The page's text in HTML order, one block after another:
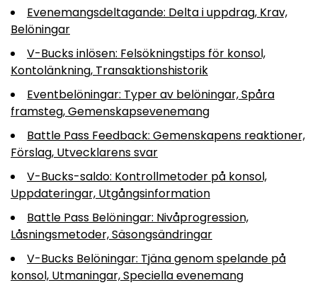
Evenemangsdeltagande: Delta i uppdrag, Krav,
Belöningar
V-Bucks inlösen: Felsökningstips för konsol,
Kontolänkning, Transaktionshistorik
Eventbelöningar: Typer av belöningar, Spåra
framsteg, Gemenskapsevenemang
Battle Pass Feedback: Gemenskapens reaktioner,
Förslag, Utvecklarens svar
V-Bucks-saldo: Kontrollmetoder på konsol,
Uppdateringar, Utgångsinformation
Battle Pass Belöningar: Nivåprogression,
Låsningsmetoder, Säsongsändringar
V-Bucks Belöningar: Tjäna genom spelande på
konsol, Utmaningar, Speciella evenemang